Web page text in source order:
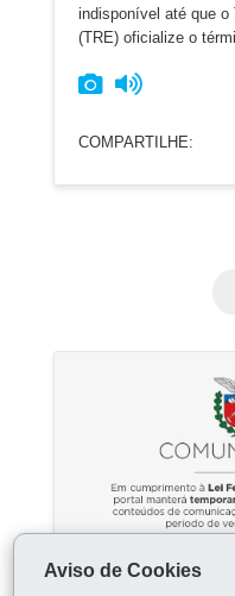
indisponível até que o
(TRE) oficialize o
COMPARTILHE:
Aviso de Cookies